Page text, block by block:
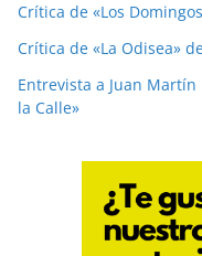
Crítica de «Los
Crítica de «La Odisea»
Entrevista a Juan
la Calle»